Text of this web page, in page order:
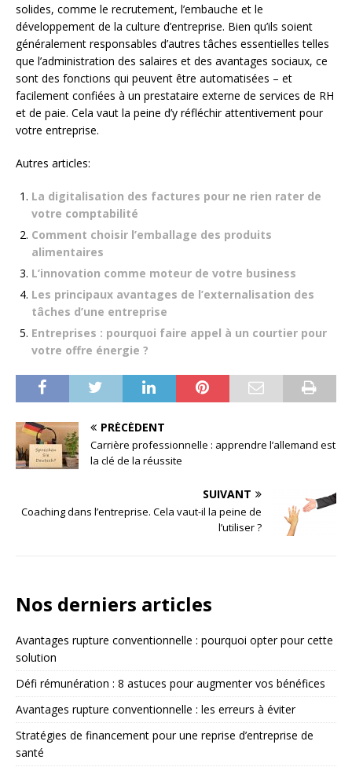
solides, comme le recrutement, l’embauche et le
développement de la culture d’entreprise. Bien qu’ils soient
généralement responsables d’autres tâches essentielles telles
que l’administration des salaires et des avantages sociaux, ce
sont des fonctions qui peuvent être automatisées – et
facilement confiées à un prestataire externe de services de RH
et de paie. Cela vaut la peine d’y réfléchir attentivement pour
votre entreprise.
Autres articles:
La digitalisation des factures pour ne rien rater de
votre comptabilité
Comment choisir l’emballage des produits
alimentaires
L’innovation comme moteur de votre business
Les principaux avantages de l’externalisation des
tâches d’une entreprise
Entreprises : pourquoi faire appel à un courtier pour
votre offre énergie ?
PRÉCÉDENT
Carrière professionnelle : apprendre l’allemand est
la clé de la réussite
SUIVANT
Coaching dans l’entreprise. Cela vaut-il la peine de
l’utiliser ?
Nos derniers articles
Avantages rupture conventionnelle : pourquoi opter pour cette
solution
Défi rémunération : 8 astuces pour augmenter vos bénéfices
Avantages rupture conventionnelle : les erreurs à éviter
Stratégies de financement pour une reprise d’entreprise de
santé